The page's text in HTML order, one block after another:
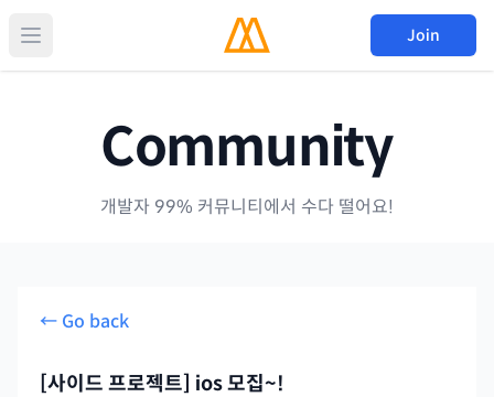
Join
Community
개발자 99% 커뮤니티에서 수다 떨어요!
← Go back
[사이드 프로젝트] ios 모집~!